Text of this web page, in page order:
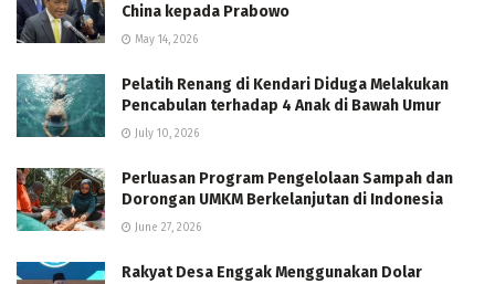
China kepada Prabowo
May 14, 2026
Pelatih Renang di Kendari Diduga Melakukan
Pencabulan terhadap 4 Anak di Bawah Umur
July 10, 2026
Perluasan Program Pengelolaan Sampah dan
Dorongan UMKM Berkelanjutan di Indonesia
June 27, 2026
Rakyat Desa Enggak Menggunakan Dolar